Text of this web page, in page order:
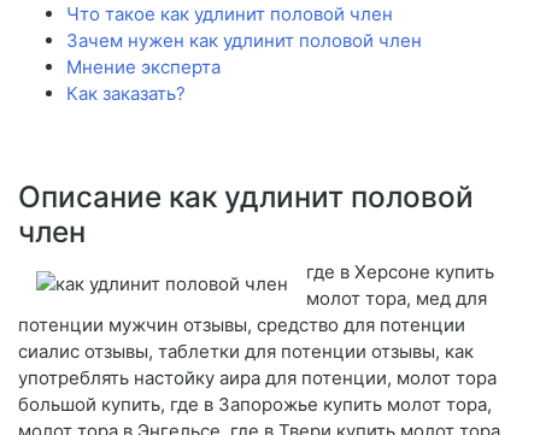
Что такое как удлинит половой член
Зачем нужен как удлинит половой член
Мнение эксперта
Как заказать?
Описание как удлинит половой
член
где в Херсоне купить
молот тора, мед для
потенции мужчин отзывы, средство для потенции
сиалис отзывы, таблетки для потенции отзывы, как
употреблять настойку аира для потенции, молот тора
большой купить, где в Запорожье купить молот тора,